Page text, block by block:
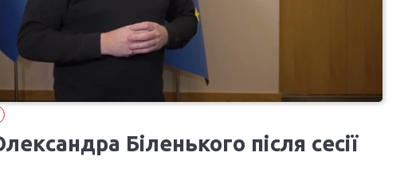
Біленького після сесії